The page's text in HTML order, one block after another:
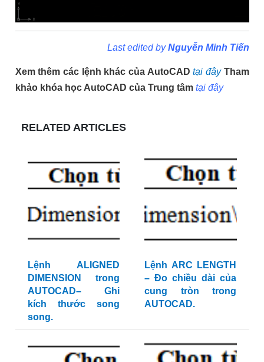
Last edited byNguyễn Minh Tiến
Xem thêm các lệnh khác của AutoCAD tại đây Tham
khảo khóa học AutoCAD của Trung tâmtại đây
RELATED ARTICLES
Lệnh ALIGNED
DIMENSION trong
AUTOCAD– Ghi
kích thước song
song.
Lệnh ARC LENGTH
– Đo chiều dài của
cung tròn trong
AUTOCAD.